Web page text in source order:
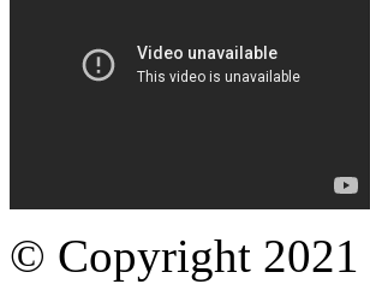
© Copyright 2021